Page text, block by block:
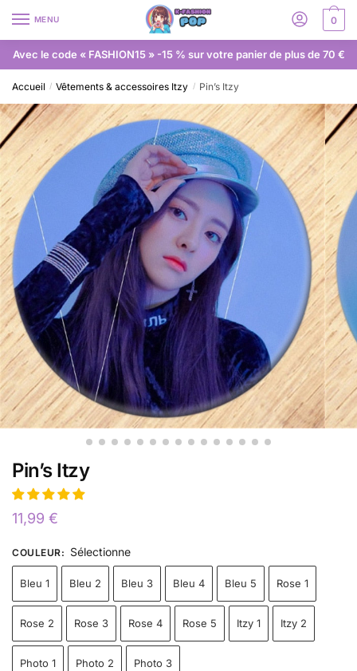
MENU 0
Avec le code « FASHION15 » -15 % sur votre panier de plus de 70 €
Accueil / Vêtements & accessoires Itzy / Pin’s Itzy
Pin’s Itzy
11,99 €
COULEUR: Sélectionne
Bleu 1 Bleu 2 Bleu 3 Bleu 4 Bleu 5 Rose 1
Rose 2 Rose 3 Rose 4 Rose 5 Itzy 1 Itzy 2
Photo 1 Photo 2 Photo 3